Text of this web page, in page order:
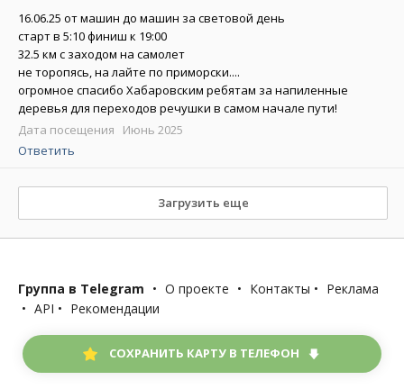
СОХРАНИТЬ КАРТУ В ТЕЛЕФОН
16.06.25 от машин до машин за световой день
старт в 5:10 финиш к 19:00
32.5 км с заходом на самолет
не торопясь, на лайте по приморски....
огромное спасибо Хабаровским ребятам за напиленные
деревья для переходов речушки в самом начале пути!
Дата посещения Июнь 2025
Ответить
Загрузить еще
Группа в Telegram • О проекте • Контакты • Реклама
• API • Рекомендации